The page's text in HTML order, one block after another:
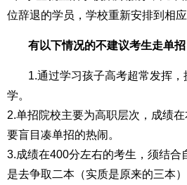
位辞退的学员，学校重新安排到相
有以下情况的不建议考生走单招
1.通过学习孩子高考超常发挥
学。
2.单招院校主要为高职层次，成绩
要盲目凑单招的热闹。
3.成绩在400分左右的考生，须结合
是去争取二本（实质是原来的三本